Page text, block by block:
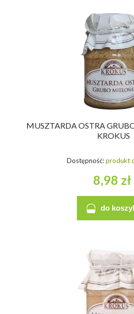
MUSZTARDA OSTRA
KROKUS
Dostępność:produkt
8,98 zł
do